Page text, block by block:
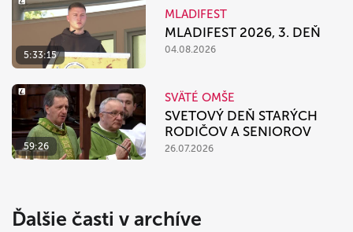
5:33:15
MLADIFEST
MLADIFEST 2026, 3. DEŇ
04.08.2026
59:26
SVÄTÉ OMŠE
SVETOVÝ DEŇ STARÝCH
RODIČOV A SENIOROV
26.07.2026
Ďalšie časti v archíve